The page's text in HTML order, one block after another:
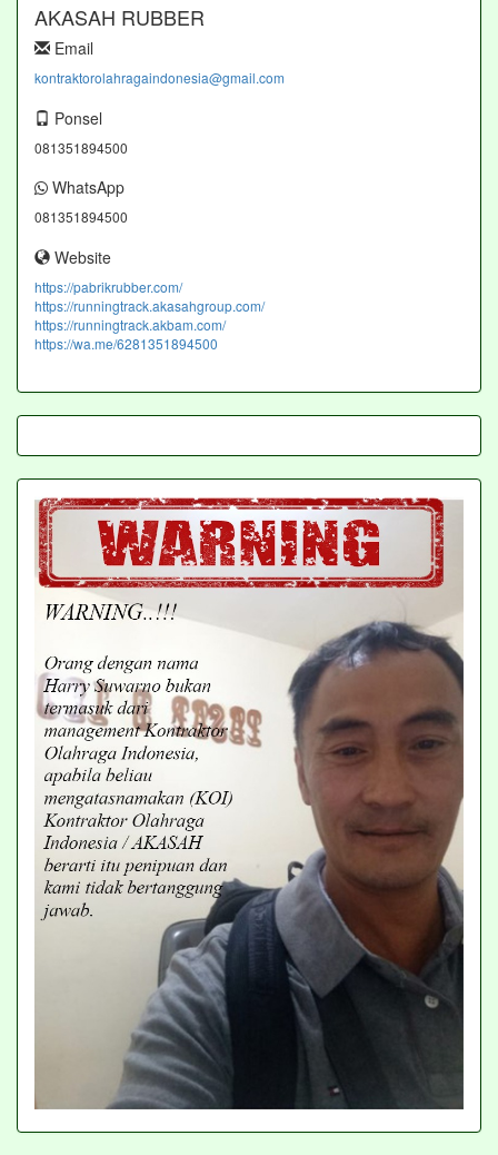
AKASAH RUBBER
Email
kontraktorolahragaindonesia@gmail.com
Ponsel
081351894500
WhatsApp
081351894500
Website
https://pabrikrubber.com/
https://runningtrack.akasahgroup.com/
https://runningtrack.akbam.com/
https://wa.me/6281351894500